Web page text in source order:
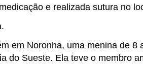
e realizada sutura no
em Noronha, uma menina de 8
do Sueste. Ela teve o membro